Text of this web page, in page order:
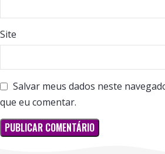
Site
Salvar meus dados neste
que eu comentar.